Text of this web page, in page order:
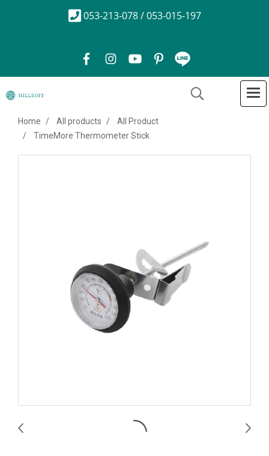
053-213-078 / 053-015-197
Home All products
All Product
TimeMore Thermometer Stick